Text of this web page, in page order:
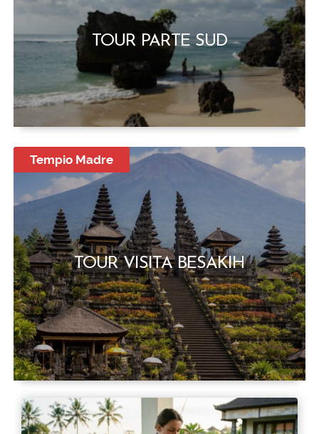
TOUR PARTE SUD
TOUR VISITA BESAKIH
Tempio Madre